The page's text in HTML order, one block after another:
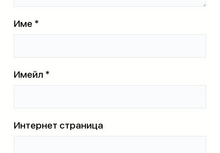
Име *
Имейл *
Интернет страница